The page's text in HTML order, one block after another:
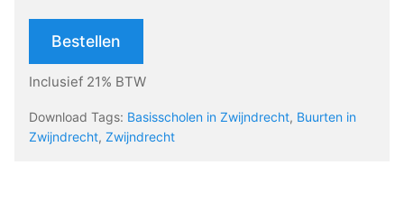
Bestellen
Inclusief 21% BTW
Download Tags: Basisscholen in Zwijndrecht, Buurten in
Zwijndrecht, Zwijndrecht